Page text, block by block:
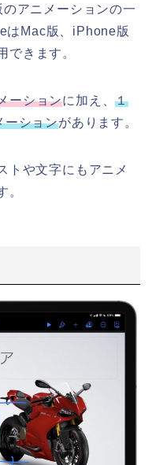
アニメーションの一
はMac版、iPhone版
できます。
ーションに加え、１
ーションがあります。
トや文字にもアニメ
。